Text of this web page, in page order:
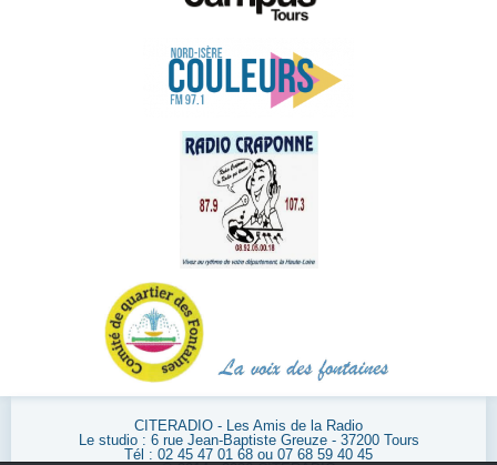
CITERADIO - Les Amis de la Radio
Le studio : 6 rue Jean-Baptiste Greuze - 37200 Tours
Tél : 02 45 47 01 68 ou 07 68 59 40 45